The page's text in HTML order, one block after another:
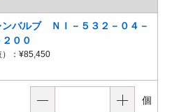
ンバルブ ＮＩ－５３２－０４－
００
： ¥85,450
個